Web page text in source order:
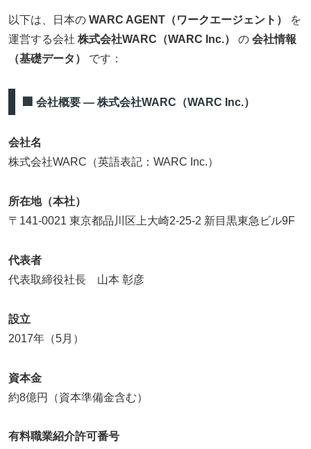
以下は、日本の WARC AGENT（ワークエージェント）
を
運営する会社 株式会社WARC（WARC Inc.） の 会社情報
（基礎データ）
です：
🏢 会社概要 — 株式会社WARC（WARC Inc.）
会社名
株式会社WARC（英語表記：WARC Inc.）
所在地（本社）
〒141-0021 東京都品川区上大崎2-25-2 新目黒東急ビル9F
代表者
代表取締役社長 山本 彰彦
設立
2017年（5月）
資本金
約8億円（資本準備金含む）
有料職業紹介許可番号